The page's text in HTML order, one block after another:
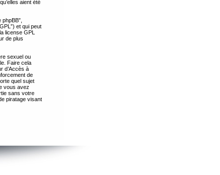
aient été
et qui peut
license GPL
de plus
sexuel ou
Faire cela
d’Accès à
de
quel sujet
vous avez
sans votre
piratage visant